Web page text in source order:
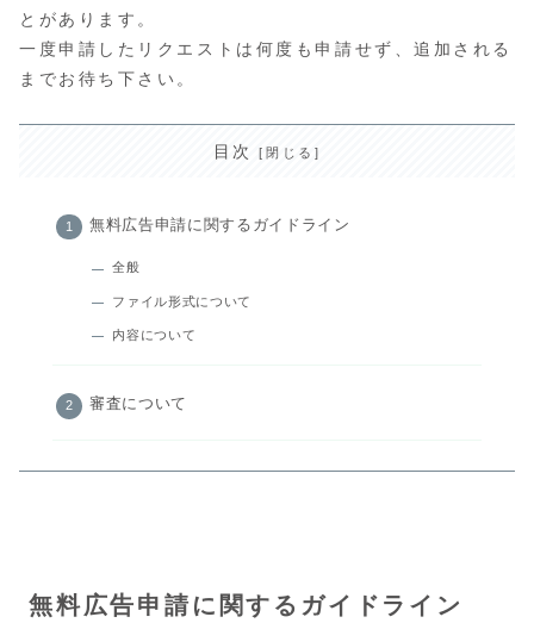
とがあります。
一度申請したリクエストは何度も申請せず、追加される
までお待ち下さい。
目次
無料広告申請に関するガイドライン
全般
ファイル形式について
内容について
審査について
無料広告申請に関するガイドライン